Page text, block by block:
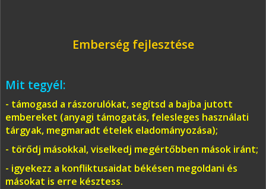
Emberség fejlesztése
Mit tegyél:
- támogasd a rászorulókat, segítsd a bajba jutott
embereket (anyagi támogatás, felesleges használati
tárgyak, megmaradt ételek eladományozása);
- törődj másokkal, viselkedj megértőbben mások iránt;
- igyekezz a konfliktusaidat békésen megoldani és
másokat is erre késztess.